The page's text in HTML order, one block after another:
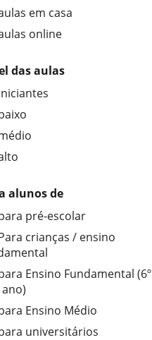
em casa
online
das aulas
alunos de
pré-escolar
crianças / ensino
Ensino Fundamental (6º
ano)
Ensino Médio
universitários